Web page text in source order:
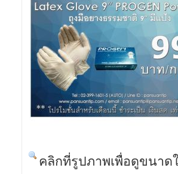
คลิกที่รูปภาพเพื่อดูขนาด